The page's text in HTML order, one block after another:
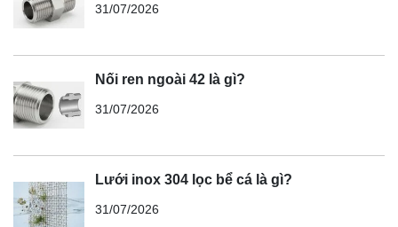
31/07/2026
Nối ren ngoài 42 là gì?
31/07/2026
Lưới inox 304 lọc bể cá là gì?
31/07/2026